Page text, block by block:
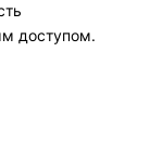
доступом.